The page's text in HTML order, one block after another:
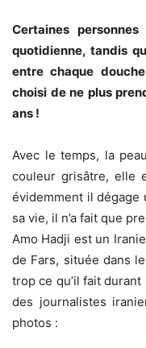
Certaines
quotidienne, tandis
entre chaque
choisi de ne plus
ans !
Avec le temps, la
couleur grisâtre, elle
évidemment il
sa vie, il n’a fait que
Amo Hadji est un
de Fars, située dans
trop ce qu’il fait
des journalistes
photos :